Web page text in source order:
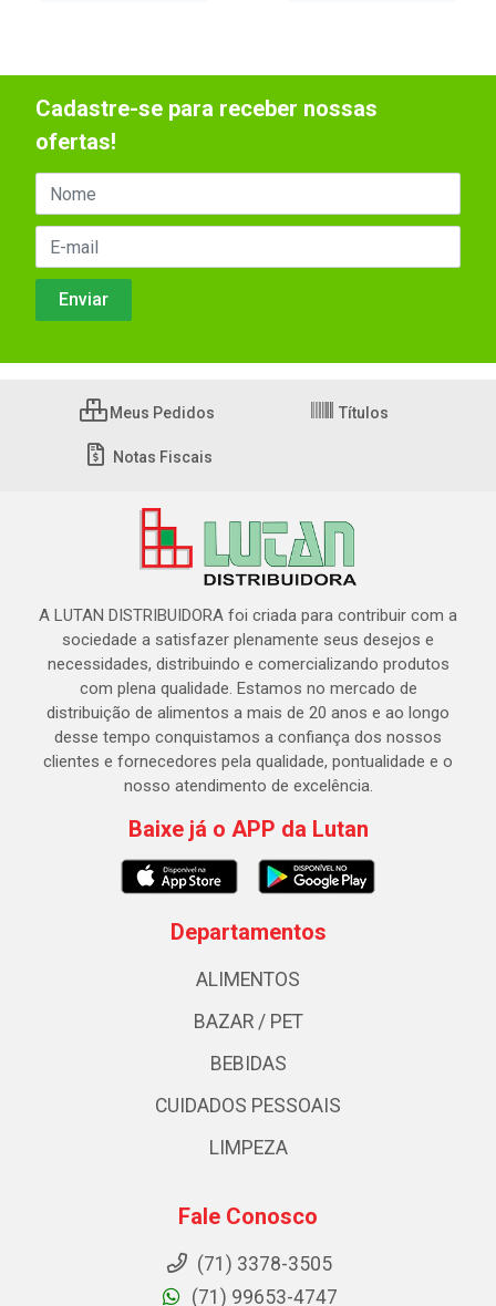
Cadastre-se para receber nossas
ofertas!
Meus Pedidos Títulos
Notas Fiscais
A LUTAN DISTRIBUIDORA foi criada para contribuir com a
sociedade a satisfazer plenamente seus desejos e
necessidades, distribuindo e comercializando produtos
com plena qualidade. Estamos no mercado de
distribuição de alimentos a mais de 20 anos e ao longo
desse tempo conquistamos a confiança dos nossos
clientes e fornecedores pela qualidade, pontualidade e o
nosso atendimento de excelência.
Baixe já o APP da Lutan
Departamentos
ALIMENTOS
BAZAR / PET
BEBIDAS
CUIDADOS PESSOAIS
LIMPEZA
Fale Conosco
(71) 3378-3505
(71) 99653-4747